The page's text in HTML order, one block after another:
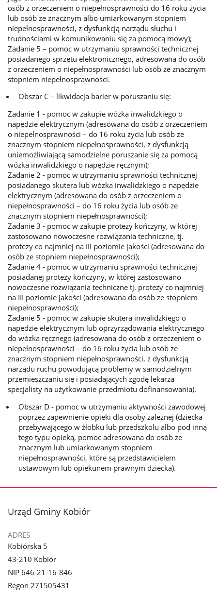
osób z orzeczeniem o niepełnosprawności do 16 roku życia
lub osób ze znacznym albo umiarkowanym stopniem
niepełnosprawności, z dysfunkcją narządu słuchu i
trudnościami w komunikowaniu się za pomocą mowy);
Zadanie 5 – pomoc w utrzymaniu sprawności technicznej
posiadanego sprzętu elektronicznego, adresowana do osób
z orzeczeniem o niepełnosprawności lub osób ze znacznym
stopniem niepełnosprawności.
Obszar C – likwidacja barier w poruszaniu się:
Zadanie 1 - pomoc w zakupie wózka inwalidzkiego o
napędzie elektrycznym (adresowana do osób z orzeczeniem
o niepełnosprawności – do 16 roku życia lub osób ze
znacznym stopniem niepełnosprawności, z dysfunkcją
uniemożliwiającą samodzielne poruszanie się za pomocą
wózka inwalidzkiego o napędzie ręcznym);
Zadanie 2 - pomoc w utrzymaniu sprawności technicznej
posiadanego skutera lub wózka inwalidzkiego o napędzie
elektrycznym (adresowana do osób z orzeczeniem o
niepełnosprawności – do 16 roku życia lub osób ze
znacznym stopniem niepełnosprawności);
Zadanie 3 - pomoc w zakupie protezy kończyny, w której
zastosowano nowoczesne rozwiązania techniczne, tj.
protezy co najmniej na III poziomie jakości (adresowana do
osób ze stopniem niepełnosprawności);
Zadanie 4 - pomoc w utrzymaniu sprawności technicznej
posiadanej protezy kończyny, w której zastosowano
nowoczesne rozwiązania techniczne tj. protezy co najmniej
na III poziomie jakości (adresowana do osób ze stopniem
niepełnosprawności);
Zadanie 5 - pomoc w zakupie skutera inwalidzkiego o
napędzie elektrycznym lub oprzyrządowania elektrycznego
do wózka ręcznego (adresowana do osób z orzeczeniem o
niepełnosprawności – do 16 roku życia lub osób ze
znacznym stopniem niepełnosprawności, z dysfunkcją
narządu ruchu powodującą problemy w samodzielnym
przemieszczaniu się i posiadających zgodę lekarza
specjalisty na użytkowanie przedmiotu dofinansowania).
Obszar D - pomoc w utrzymaniu aktywności zawodowej
poprzez zapewnienie opieki dla osoby zależnej (dziecka
przebywającego w żłobku lub przedszkolu albo pod inną
tego typu opieką, pomoc adresowana do osób ze
znacznym lub umiarkowanym stopniem
niepełnosprawności, które są przedstawicielem
ustawowym lub opiekunem prawnym dziecka).
stopka
Urząd Gminy Kobiór
ADRES
Kobiórska 5
43-210 Kobiór
NIP 646-21-16-846
Regon 271505431